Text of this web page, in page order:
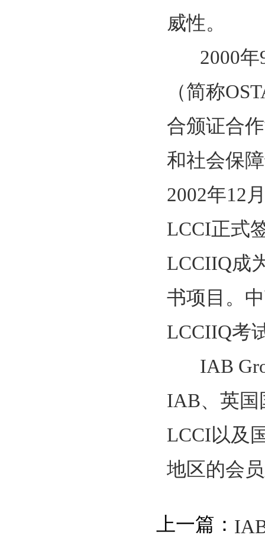
威性。
2000年9
（简称
合颁证合
和社会保
2002年12
LCCI正式
LCCIIQ成
书项目。
LCCIIQ考
IAB
IAB、英国
LCCI以及
地区的会
上一篇：